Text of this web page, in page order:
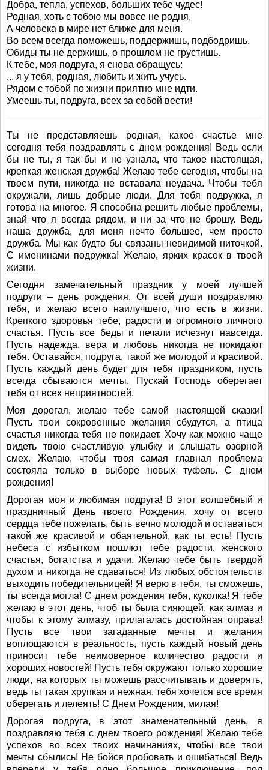
Добра, тепла, успехов, больших тебе чудес!
Родная, хоть с тобою мы вовсе не родня,
А человека в мире нет ближе для меня.
Во всем всегда поможешь, поддержишь, подбодришь.
Обиды ты не держишь, о прошлом не грустишь.
К тебе, моя подруга, я снова обращусь:
... я у тебя, родная, любить и жить учусь.
Рядом с тобой по жизни приятно мне идти.
Умеешь ты, подруга, всех за собой вести!
Ты не представляешь родная, какое счастье мне
сегодня тебя поздравлять с днем рождения! Ведь если
бы не ты, я так бы и не узнала, что такое настоящая,
крепкая женская дружба! Желаю тебе сегодня, чтобы на
твоем пути, никогда не вставала неудача. Чтобы тебя
окружали, лишь добрые люди. Для тебя подружка, я
готова на многое. Я способна решить любые проблемы,
знай что я всегда рядом, и ни за что не брошу. Ведь
наша дружба, для меня нечто большее, чем просто
дружба. Мы как будто бы связаны невидимой ниточкой.
С именинами подружка! Желаю, ярких красок в твоей
жизни.
Сегодня замечательный праздник у моей лучшей
подруги – день рождения. От всей души поздравляю
тебя, и желаю всего наилучшего, что есть в жизни.
Крепкого здоровья тебе, радости и огромного личного
счастья. Пусть все беды и печали исчезнут навсегда.
Пусть надежда, вера и любовь никогда не покидают
тебя. Оставайся, подруга, такой же молодой и красивой.
Пусть каждый день будет для тебя праздником, пусть
всегда сбываются мечты. Пускай Господь оберегает
тебя от всех неприятностей.
Моя дорогая, желаю тебе самой настоящей сказки!
Пусть твои сокровенные желания сбудутся, а птица
счастья никогда тебя не покидает. Хочу как можно чаще
видеть твою счастливую улыбку и слышать озорной
смех. Желаю, чтобы твоя самая главная проблема
состояла только в выборе новых туфель. С днем
рождения!
Дорогая моя и любимая подруга! В этот волшебный и
праздничный День твоего Рождения, хочу от всего
сердца тебе пожелать, быть вечно молодой и оставаться
такой же красивой и обаятельной, как ты есть! Пусть
небеса с избытком пошлют тебе радости, женского
счастья, богатства и удачи. Желаю тебе быть твердой
духом и никогда не сдаваться! Из любых обстоятельств
выходить победительницей! Я верю в тебя, ты сможешь,
ты всегда могла! С днем рождения тебя, куколка! Я тебе
желаю в этот день, чтоб ты была сияющей, как алмаз и
чтобы к этому алмазу, прилагалась достойная оправа!
Пусть все твои загаданные мечты и желания
воплощаются в реальность, пусть каждый новый день
приносит тебе неимоверное количество радости и
хороших новостей! Пусть тебя окружают только хорошие
люди, на которых ты можешь рассчитывать и доверять,
ведь ты такая хрупкая и нежная, тебя хочется все время
оберегать и лелеять! С Днем Рождения, милая!
Дорогая подруга, в этот знаменательный день, я
поздравляю тебя с днем твоего рождения! Желаю тебе
успехов во всех твоих начинаниях, чтобы все твои
мечты сбылись! Не бойся пробовать и ошибаться! Ведь